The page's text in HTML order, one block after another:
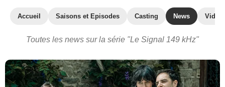
Accueil Saisons et Episodes Casting News
Toutes les news sur la série "Le Signal 149 kHz"